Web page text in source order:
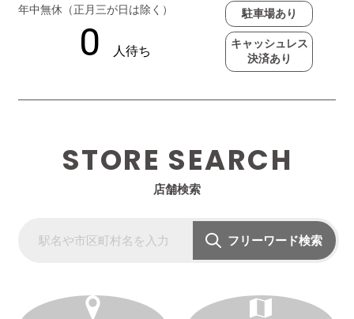
年中無休（正月三が日は除く）
駐車場あり
キャッシュレス
決済あり
STORE SEARCH
店舗検索
フリーワード検索